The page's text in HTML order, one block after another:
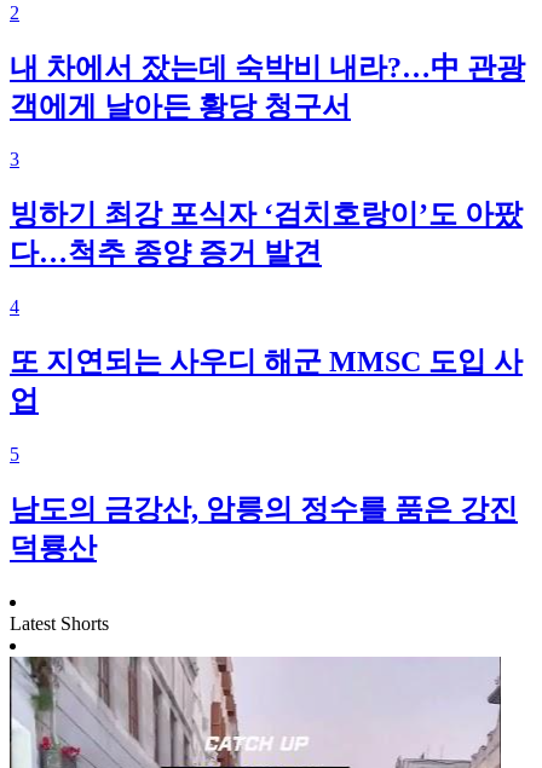
2
내 차에서 잤는데 숙박비 내라?…中 관광
객에게 날아든 황당 청구서
3
빙하기 최강 포식자 ‘검치호랑이’도 아팠
다…척추 종양 증거 발견
4
또 지연되는 사우디 해군 MMSC 도입 사
업
5
남도의 금강산, 암릉의 정수를 품은 강진
덕룡산
Latest Shorts